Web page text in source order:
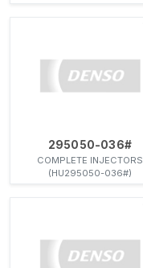
295050-036#
COMPLETE INJECTORS
(HU295050-036#)